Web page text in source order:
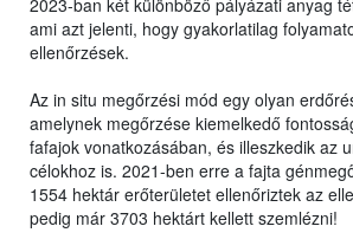
2023-ban két különböző pályázati anyag
ami azt jelenti, hogy gyakorlatilag
ellenőrzések.
Az in situ megőrzési mód egy olyan
amelynek megőrzése kiemelkedő
fafajok vonatkozásában, és illeszkedik az
célokhoz is. 2021-ben erre a fajta
1554 hektár erőterületet ellenőriztek az
pedig már 3703 hektárt kellett szemlézni!